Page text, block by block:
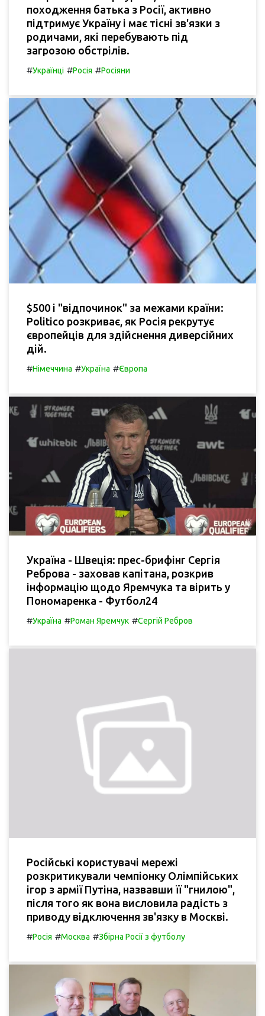
походження батька з Росії, активно
підтримує Україну і має тісні зв'язки з
родичами, які перебувають під
загрозою обстрілів.
#Українці #Росія #Росіяни
$500 і "відпочинок" за межами країни:
Politico розкриває, як Росія рекрутує
європейців для здійснення диверсійних
дій.
#Німеччина #Україна #Європа
Україна - Швеція: прес-брифінг Сергія
Реброва - заховав капітана, розкрив
інформацію щодо Яремчука та вірить у
Пономаренка - Футбол24
#Україна #Роман Яремчук #Сергій Ребров
Російські користувачі мережі
розкритикували чемпіонку Олімпійських
ігор з армії Путіна, назвавши її "гнилою",
після того як вона висловила радість з
приводу відключення зв'язку в Москві.
#Росія #Москва #Збірна Росії з футболу